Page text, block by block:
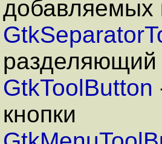
добавляемых
разделяющий
GtkToolButton
кнопки